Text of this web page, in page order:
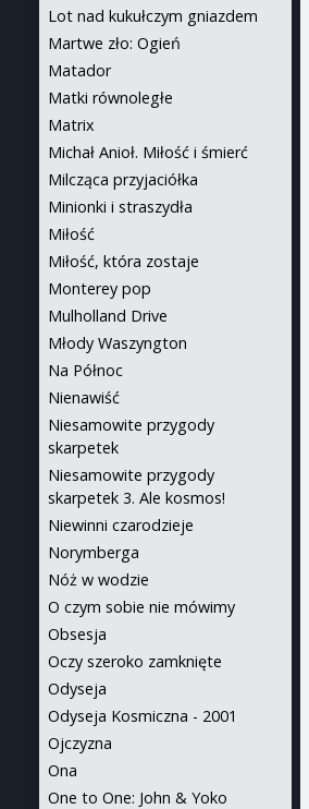
Lot nad kukułczym gniazdem
Martwe zło: Ogień
Matador
Matki równoległe
Matrix
Michał Anioł. Miłość i śmierć
Milcząca przyjaciółka
Minionki i straszydła
Miłość
Miłość, która zostaje
Monterey pop
Mulholland Drive
Młody Waszyngton
Na Północ
Nienawiść
Niesamowite przygody
skarpetek
Niesamowite przygody
skarpetek 3. Ale kosmos!
Niewinni czarodzieje
Norymberga
Nóż w wodzie
O czym sobie nie mówimy
Obsesja
Oczy szeroko zamknięte
Odyseja
Odyseja Kosmiczna - 2001
Ojczyzna
Ona
One to One: John & Yoko